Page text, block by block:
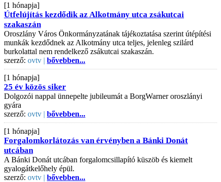
[1 hónapja]
Útfelújítás kezdődik az Alkotmány utca zsákutcai
szakaszán
Oroszlány Város Önkormányzatának tájékoztatása szerint útépítési
munkák kezdődnek az Alkotmány utca teljes, jelenleg szilárd
burkolattal nem rendelkező zsákutcai szakaszán.
szerző: ovtv | bővebben...
[1 hónapja]
25 év közös siker
Dolgozói nappal ünnepelte jubileumát a BorgWarner oroszlányi
gyára
szerző: ovtv | bővebben...
[1 hónapja]
Forgalomkorlátozás van érvényben a Bánki Donát
utcában
A Bánki Donát utcában forgalomcsillapító küszöb és kiemelt
gyalogátkelőhely épül.
szerző: ovtv | bővebben...